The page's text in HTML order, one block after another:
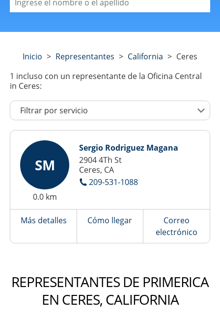
Inicio > Representantes > California > Ceres
1 incluso con un representante de la Oficina Central
in Ceres:
SM
0.0 km
Sergio Rodriguez Magana
2904 4Th St
Ceres, CA
209-531-1088
Más detalles Cómo llegar
Correo
electrónico
REPRESENTANTES DE PRIMERICA
EN CERES, CALIFORNIA